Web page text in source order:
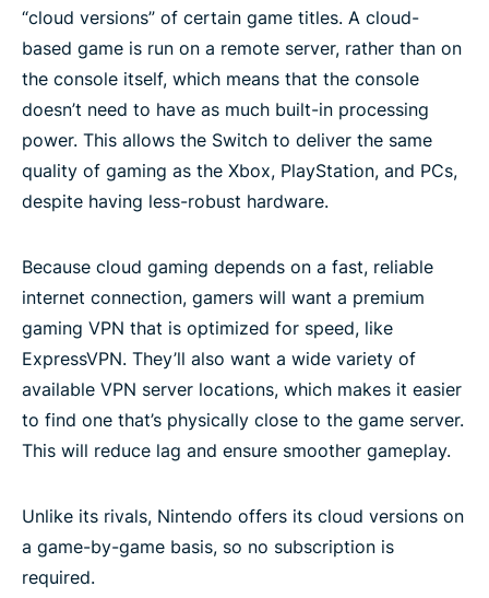
“cloud versions” of certain game titles. A cloud-
based game is run on a remote server, rather than on
the console itself, which means that the console
doesn’t need to have as much built-in processing
power. This allows the Switch to deliver the same
quality of gaming as the Xbox, PlayStation, and PCs,
despite having less-robust hardware.
Because cloud gaming depends on a fast, reliable
internet connection, gamers will want a premium
gaming VPN that is optimized for speed, like
ExpressVPN. They’ll also want a wide variety of
available VPN server locations, which makes it easier
to find one that’s physically close to the game server.
This will reduce lag and ensure smoother gameplay.
Unlike its rivals, Nintendo offers its cloud versions on
a game-by-game basis, so no subscription is
required.